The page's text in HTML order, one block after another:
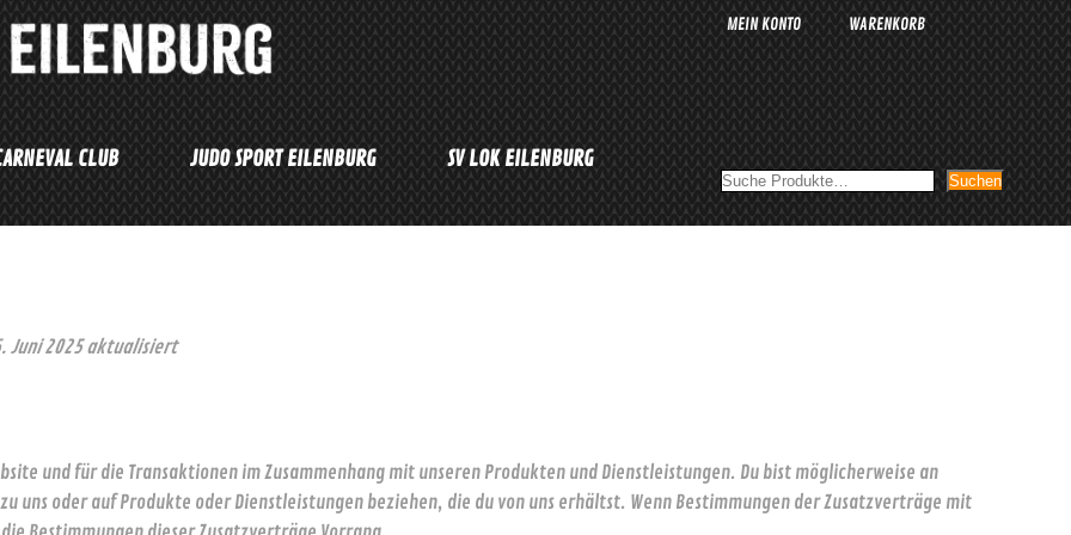
MEIN KONTO WARENKORB
CLUB JUDO SPORT EILENBURG
SV LOK EILENBURG
Suchen Suchen
Juni 2025 aktualisiert
und für die Transaktionen im Zusammenhang mit unseren Produkten und Dienstleistungen. Du bist möglicherweise an
uns oder auf Produkte oder Dienstleistungen beziehen, die du von uns erhältst. Wenn Bestimmungen der Zusatzverträge mit